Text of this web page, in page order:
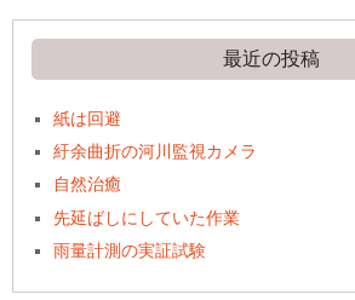
最近の投稿
紙は回避
紆余曲折の河川監視カメラ
自然治癒
先延ばしにしていた作業
雨量計測の実証試験